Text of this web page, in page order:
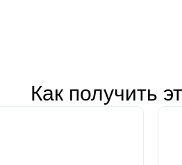
Как получить